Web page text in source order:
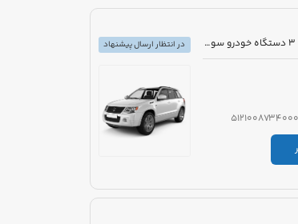
مزایده دولتی تعداد 3 دستگاه خودرو سواری
در انتظار ارسال پیشنهاد